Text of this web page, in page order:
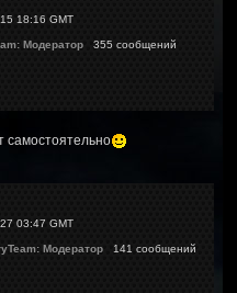
18:16 GMT
Модератор 355 сообщений
самостоятельно
03:47 GMT
Модератор 141 сообщений